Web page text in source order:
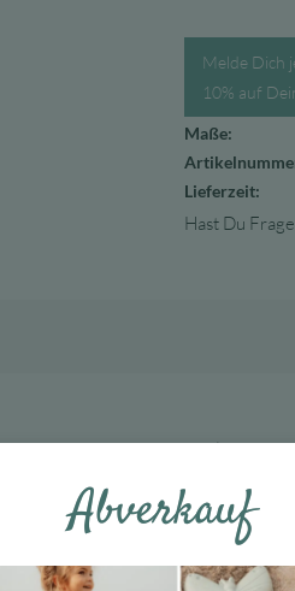
Melde Dich
10% auf
Maße:
Lieferzeit:
Hast Du
auch super praktisch.
Übernachtungsgäste oder
sehr bequem und wird so
Abverkauf